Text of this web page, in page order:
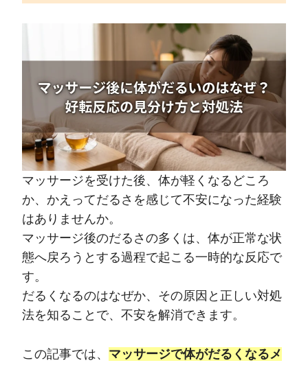
マッサージを受けた後、体が軽くなるどころ
か、かえってだるさを感じて不安になった経験
はありませんか。
マッサージ後のだるさの多くは、体が正常な状
態へ戻ろうとする過程で起こる一時的な反応で
す。
だるくなるのはなぜか、その原因と正しい対処
法を知ることで、不安を解消できます。
この記事では、 マッサージで体がだるくなるメ